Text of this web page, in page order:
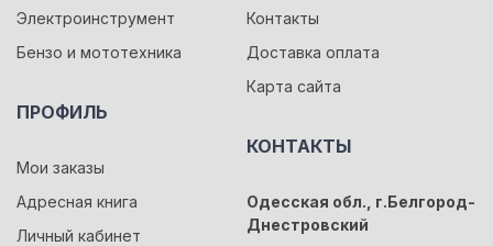
Электроинструмент
Бензо и мототехника
ПРОФИЛЬ
Мои заказы
Адресная книга
Личный кабинет
Контакты
Доставка оплата
Карта сайта
КОНТАКТЫ
Одесская обл., г.Белгород-
Днестровский